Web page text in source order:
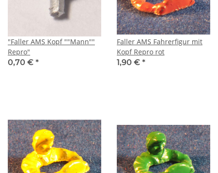
"Faller AMS Kopf ""Mann""
Repro"
0,70 € *
Faller AMS Fahrerfigur mit
Kopf Repro rot
1,90 € *